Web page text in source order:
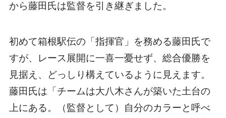
から藤田氏は監督を引き継ぎました。
初めて箱根駅伝の「指揮官」を務める藤田氏で
すが、レース展開に一喜一憂せず、総合優勝を
見据え、どっしり構えているように見えます。
藤田氏は「チームは大八木さんが築いた土台の
上にある。（監督として）自分のカラーと呼べ